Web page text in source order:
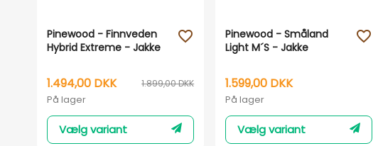
Pinewood - Finnveden
Hybrid Extreme - Jakke
1.899,00 DKK
1.494,00 DKK
På lager
Vælg variant
favorite_outline
Pinewood - Småland
Light M´S - Jakke
1.599,00 DKK
På lager
Vælg variant
favorite_outline